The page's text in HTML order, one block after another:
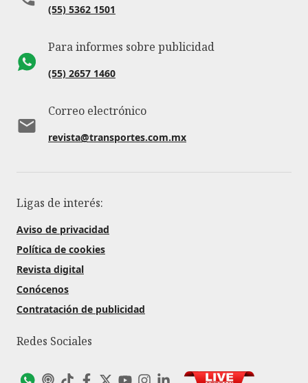
(55) 5362 1501
Para informes sobre publicidad
(55) 2657 1460
Correo electrónico
revista@transportes.com.mx
Ligas de interés:
Aviso de privacidad
Política de cookies
Revista digital
Conócenos
Contratación de publicidad
Redes Sociales